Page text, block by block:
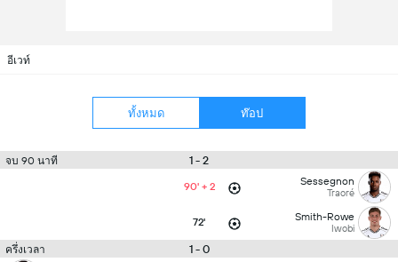
อีเวท์
ทั้งหมด ท๊อป
จบ 90 นาที 1 - 2
90' + 2 Sessegnon
Traoré
72' Smith-Rowe
Iwobi
ครึ่งเวลา 1 - 0